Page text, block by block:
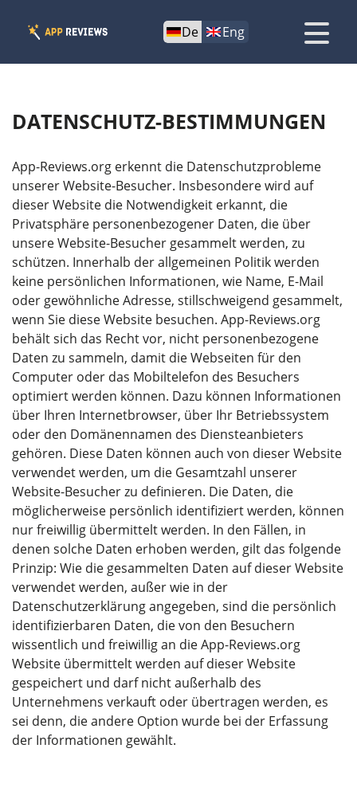
De Eng
DATENSCHUTZ-BESTIMMUNGEN
App-Reviews.org erkennt die Datenschutzprobleme
unserer Website-Besucher. Insbesondere wird auf
dieser Website die Notwendigkeit erkannt, die
Privatsphäre personenbezogener Daten, die über
unsere Website-Besucher gesammelt werden, zu
schützen. Innerhalb der allgemeinen Politik werden
keine persönlichen Informationen, wie Name, E-Mail
oder gewöhnliche Adresse, stillschweigend gesammelt,
wenn Sie diese Website besuchen. App-Reviews.org
behält sich das Recht vor, nicht personenbezogene
Daten zu sammeln, damit die Webseiten für den
Computer oder das Mobiltelefon des Besuchers
optimiert werden können. Dazu können Informationen
über Ihren Internetbrowser, über Ihr Betriebssystem
oder den Domänennamen des Diensteanbieters
gehören. Diese Daten können auch von dieser Website
verwendet werden, um die Gesamtzahl unserer
Website-Besucher zu definieren. Die Daten, die
möglicherweise persönlich identifiziert werden, können
nur freiwillig übermittelt werden. In den Fällen, in
denen solche Daten erhoben werden, gilt das folgende
Prinzip: Wie die gesammelten Daten auf dieser Website
verwendet werden, außer wie in der
Datenschutzerklärung angegeben, sind die persönlich
identifizierbaren Daten, die von den Besuchern
wissentlich und freiwillig an die App-Reviews.org
Website übermittelt werden auf dieser Website
gespeichert und darf nicht außerhalb des
Unternehmens verkauft oder übertragen werden, es
sei denn, die andere Option wurde bei der Erfassung
der Informationen gewählt.